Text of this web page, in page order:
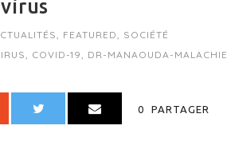
, FEATURED, SOCIÉTÉ
, COVID-19, DR-MANAOUDA-MALACHIE
0 PARTAGER